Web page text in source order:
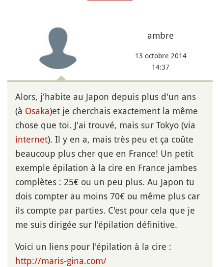
ambre
13 octobre 2014
14:37
Alors, j'habite au Japon depuis plus d'un ans
(à Osaka)et je cherchais exactement la même
chose que toi. J'ai trouvé, mais sur Tokyo (via
internet). Il y en a, mais très peu et ça coûte
beaucoup plus cher que en France! Un petit
exemple épilation à la cire en France jambes
complètes : 25€ ou un peu plus. Au Japon tu
dois compter au moins 70€ ou même plus car
ils compte par parties. C'est pour cela que je
me suis dirigée sur l'épilation définitive.
Voici un liens pour l'épilation à la cire :
http://maris-gina.com/